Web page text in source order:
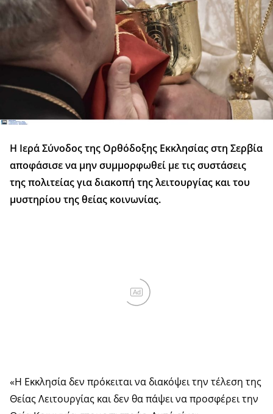
Η Ιερά Σύνοδος της Ορθόδοξης Εκκλησίας στη Σερβία
αποφάσισε να μην συμμορφωθεί με τις συστάσεις
της πολιτείας για διακοπή της λειτουργίας και του
μυστηρίου της θείας κοινωνίας.
Ad
«Η Εκκλησία δεν πρόκειται να διακόψει την τέλεση της
Θείας Λειτουργίας και δεν θα πάψει να προσφέρει την